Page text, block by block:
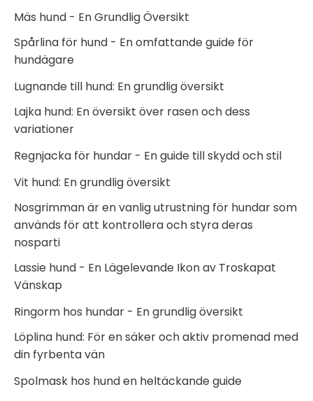
Mäs hund - En Grundlig Översikt
Spårlina för hund - En omfattande guide för
hundägare
Lugnande till hund: En grundlig översikt
Lajka hund: En översikt över rasen och dess
variationer
Regnjacka för hundar - En guide till skydd och stil
Vit hund: En grundlig översikt
Nosgrimman är en vanlig utrustning för hundar som
används för att kontrollera och styra deras
nosparti
Lassie hund - En Lägelevande Ikon av Troskapat
Vänskap
Ringorm hos hundar - En grundlig översikt
Löplina hund: För en säker och aktiv promenad med
din fyrbenta vän
Spolmask hos hund en heltäckande guide